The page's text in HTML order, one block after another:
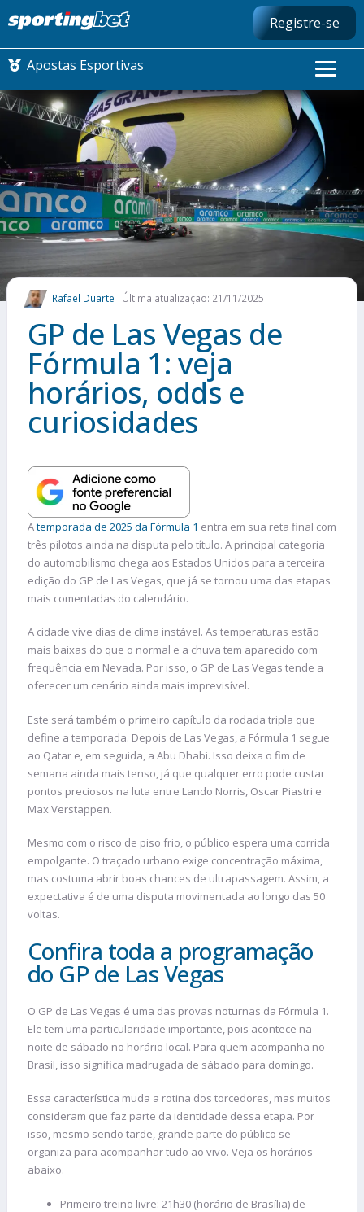
Registre-se
Apostas Esportivas
CONMEBOL LIBERTADORES
FUTEBOL NACIONAL
FUTEBOL INTERNACIONAL
COMO APOSTAR
MAIS ESPORTES
Rafael Duarte Última atualização: 21/11/2025
GP de Las Vegas de
Fórmula 1: veja
horários, odds e
curiosidades
Atemporada de 2025 da Fórmula 1 entra em sua reta final com
três pilotos ainda na disputa pelo título. A principal categoria
do automobilismo chega aos Estados Unidos para a terceira
edição do GP de Las Vegas, que já se tornou uma das etapas
mais comentadas do calendário.
A cidade vive dias de clima instável. As temperaturas estão
mais baixas do que o normal e a chuva tem aparecido com
frequência em Nevada. Por isso, o GP de Las Vegas tende a
oferecer um cenário ainda mais imprevisível.
Este será também o primeiro capítulo da rodada tripla que
define a temporada. Depois de Las Vegas, a Fórmula 1 segue
ao Qatar e, em seguida, a Abu Dhabi. Isso deixa o fim de
semana ainda mais tenso, já que qualquer erro pode custar
pontos preciosos na luta entre Lando Norris, Oscar Piastri e
Max Verstappen.
Mesmo com o risco de piso frio, o público espera uma corrida
empolgante. O traçado urbano exige concentração máxima,
mas costuma abrir boas chances de ultrapassagem. Assim, a
expectativa é de uma disputa movimentada ao longo das 50
voltas.
Confira toda a programação
do GP de Las Vegas
O GP de Las Vegas é uma das provas noturnas da Fórmula 1.
Ele tem uma particularidade importante, pois acontece na
noite de sábado no horário local. Para quem acompanha no
Brasil, isso significa madrugada de sábado para domingo.
Essa característica muda a rotina dos torcedores, mas muitos
consideram que faz parte da identidade dessa etapa. Por
isso, mesmo sendo tarde, grande parte do público se
organiza para acompanhar tudo ao vivo. Veja os horários
abaixo.
Primeiro treino livre: 21h30 (horário de Brasília) de